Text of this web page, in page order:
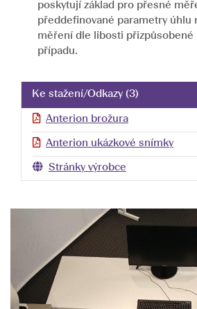
poskytují základ pro přesné
předdefinované parametry úhlu
měření dle libosti přizpůsobené
případu.
Ke stažení/Odkazy (3)
Anterion brožura
Anterion ukázkové snímky
Stránky výrobce